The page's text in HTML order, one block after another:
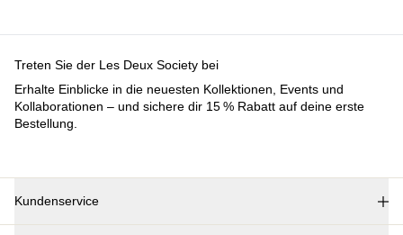
Kundenservice
Treten Sie der Les Deux Society bei
Erhalte Einblicke in die neuesten Kollektionen, Events und
Kollaborationen – und sichere dir 15 % Rabatt auf deine erste
Bestellung.